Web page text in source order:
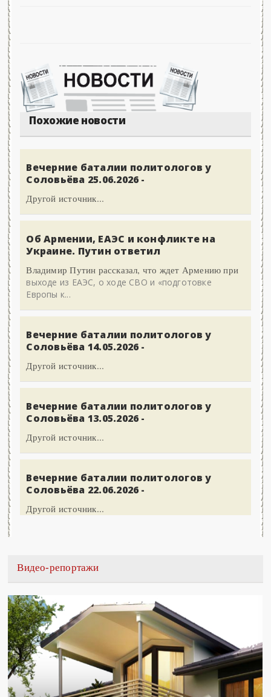
Похожие новости
Вечерние баталии политологов у
Соловьёва 25.06.2026 -
Другой источник...
Об Армении, ЕАЭС и конфликте на
Украине. Путин ответил
Владимир Путин рассказал, что ждет Армению при
выходе из ЕАЭС, о ходе СВО и «подготовке
Европы к...
Вечерние баталии политологов у
Соловьёва 14.05.2026 -
Другой источник...
Вечерние баталии политологов у
Соловьёва 13.05.2026 -
Другой источник...
Вечерние баталии политологов у
Соловьёва 22.06.2026 -
Другой источник...
Видео-репортажи